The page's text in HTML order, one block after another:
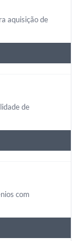
aquisição de
de
com